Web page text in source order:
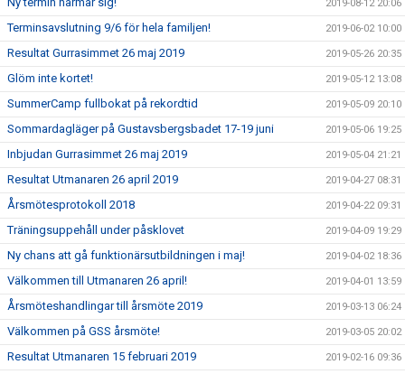
2019-08-12 20:06
Terminsavslutning 9/6 för hela familjen! 2019-06-02 10:00
Resultat Gurrasimmet 26 maj 2019 2019-05-26 20:35
Glöm inte kortet! 2019-05-12 13:08
SummerCamp fullbokat på rekordtid 2019-05-09 20:10
Sommardagläger på Gustavsbergsbadet 17-19 juni 2019-05-06 19:25
Inbjudan Gurrasimmet 26 maj 2019 2019-05-04 21:21
Resultat Utmanaren 26 april 2019 2019-04-27 08:31
Årsmötesprotokoll 2018 2019-04-22 09:31
Träningsuppehåll under påsklovet 2019-04-09 19:29
Ny chans att gå funktionärsutbildningen i maj! 2019-04-02 18:36
Välkommen till Utmanaren 26 april! 2019-04-01 13:59
Årsmöteshandlingar till årsmöte 2019 2019-03-13 06:24
Välkommen på GSS årsmöte! 2019-03-05 20:02
Resultat Utmanaren 15 februari 2019 2019-02-16 09:36